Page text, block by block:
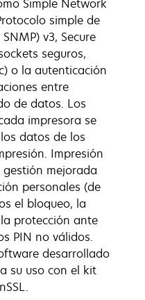
Simple Network
simple de
v3, Secure
seguros,
o la autenticación
entre
de datos. Los
impresora se
datos de los
Impresión
mejorada
personales (de
el bloqueo, la
protección ante
PIN no válidos.
desarrollado
su uso con el kit